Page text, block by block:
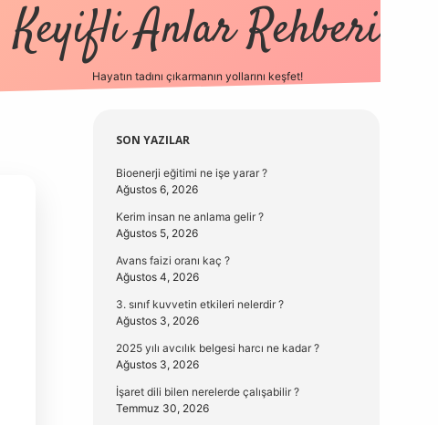
Keyifli Anlar Rehberi
Hayatın tadını çıkarmanın yollarını keşfet!
Sidebar
SON YAZILAR
Bioenerji eğitimi ne işe yarar ?
Ağustos 6, 2026
Kerim insan ne anlama gelir ?
Ağustos 5, 2026
Avans faizi oranı kaç ?
Ağustos 4, 2026
3. sınıf kuvvetin etkileri nelerdir ?
Ağustos 3, 2026
2025 yılı avcılık belgesi harcı ne kadar ?
Ağustos 3, 2026
İşaret dili bilen nerelerde çalışabilir ?
Temmuz 30, 2026